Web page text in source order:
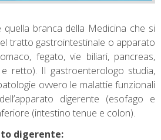
branca della Medicina che si
tratto gastrointestinale o apparato
fegato, vie biliari, pancreas,
retto). Il gastroenterologo studia,
ovvero le malattie funzionali
digerente (esofago e
(intestino tenue e colon).
digerente: